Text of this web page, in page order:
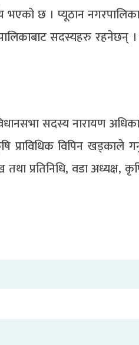
भएको छ । प्यूठान
सदस्यहरु रहनेछन्
सदस्य नारायण
प्राविधिक विपिन खड्काले
प्रतिनिधि, वडा अध्यक्ष,